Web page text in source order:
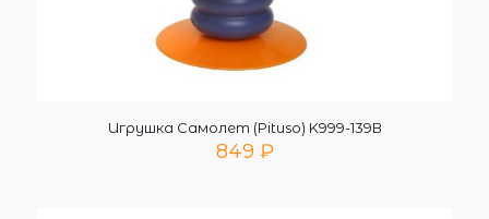
Игрушка Самолет (Pituso) K999-139В
849 ₽